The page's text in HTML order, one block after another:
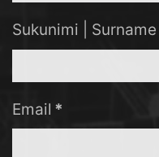
Sukunimi | Surname
Email *